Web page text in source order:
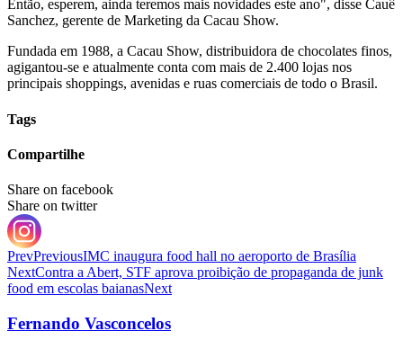
Então, esperem, ainda teremos mais novidades este ano", disse Cauê
Sanchez, gerente de Marketing da Cacau Show.
Fundada em 1988, a Cacau Show, distribuidora de chocolates finos,
agigantou-se e atualmente conta com mais de 2.400 lojas nos
principais shoppings, avenidas e ruas comerciais de todo o Brasil.
Tags
Compartilhe
Share on facebook
Share on twitter
PrevPreviousIMC inaugura food hall no aeroporto de Brasília
NextContra a Abert, STF aprova proibição de propaganda de junk
food em escolas baianasNext
Fernando Vasconcelos